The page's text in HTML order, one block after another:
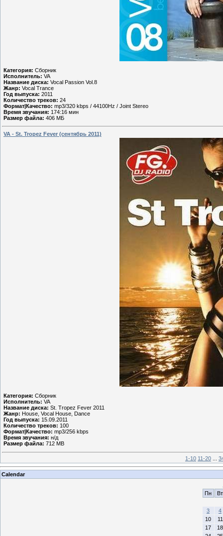
Категория: Сборник
Исполнитель: VA
Название диска: Vocal Passion Vol.8
Жанр: Vocal Trance
Год выпуска: 2011
Количество треков: 24
Формат|Качество: mp3/320 kbps / 44100Hz / Joint Stereo
Время звучания: 174:16 мин
Размер файла: 406 МБ
VA - St. Tropez Fever (сентябрь 2011)
Категория: Сборник
Исполнитель: VA
Название диска: St. Tropez Fever 2011
Жанр: House, Vocal House, Dance
Год выпуска: 15.09.2011
Количество треков: 100
Формат|Качество: mp3/256 kbps
Время звучания: н/д
Размер файла: 712 MB
1-10 11-20
Calendar
Пн
Вт
3
4
10
11
17
18